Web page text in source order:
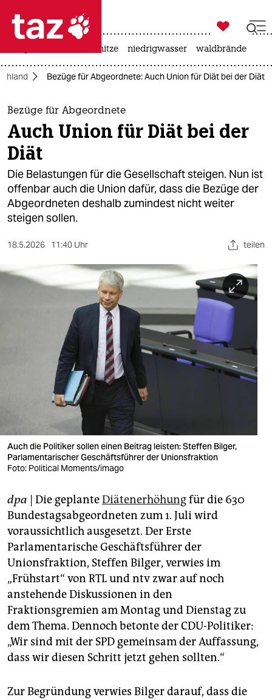
 taz zahl ich
taz zahl ich
themen
politik
öko
gesellschaft
kultur
sport
berlin
veranstaltungen
fragen & hilfe
unterstützen
abo
genossenschaft
epaper login

taz zahl ich
hitze niedrigwasser waldbrände
Bezüge für Abgeordnete: Auch Union für Diät bei der Diät
Bezüge für Abgeordnete
Auch Union für Diät bei der
Diät
Die Belastungen für die Gesellschaft steigen. Nun ist
offenbar auch die Union dafür, dass die Bezüge der
Abgeordneten deshalb zumindest nicht weiter
steigen sollen.
18.5.2026 11:40 Uhr teilen
Auch die Politiker sollen einen Beitrag leisten: Steffen Bilger,
Parlamentarischer Geschäftsführer der Unionsfraktion
Foto: Political Moments/imago
dpa | Die geplanteDiätenerhöhungfür die 630
Bundestagsabgeordneten zum 1. Juli wird
voraussichtlich ausgesetzt. Der Erste
Parlamentarische Geschäftsführer der
Unionsfraktion, Steffen Bilger, verwies im
„Frühstart“ von RTL und ntv zwar auf noch
anstehende Diskussionen in den
Fraktionsgremien am Montag und Dienstag zu
dem Thema. Dennoch betonte der CDU-Politiker:
„Wir sind mit der SPD gemeinsam der Auffassung,
dass wir diesen Schritt jetzt gehen sollten.“
Zur Begründung verwies Bilger darauf, dass die